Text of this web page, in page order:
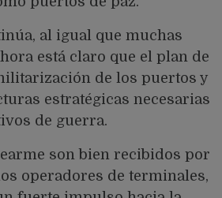
al igual que muchas
está claro que el plan de
de los puertos y
estratégicas necesarias
de guerra.
son bien recibidos por
operadores de terminales,